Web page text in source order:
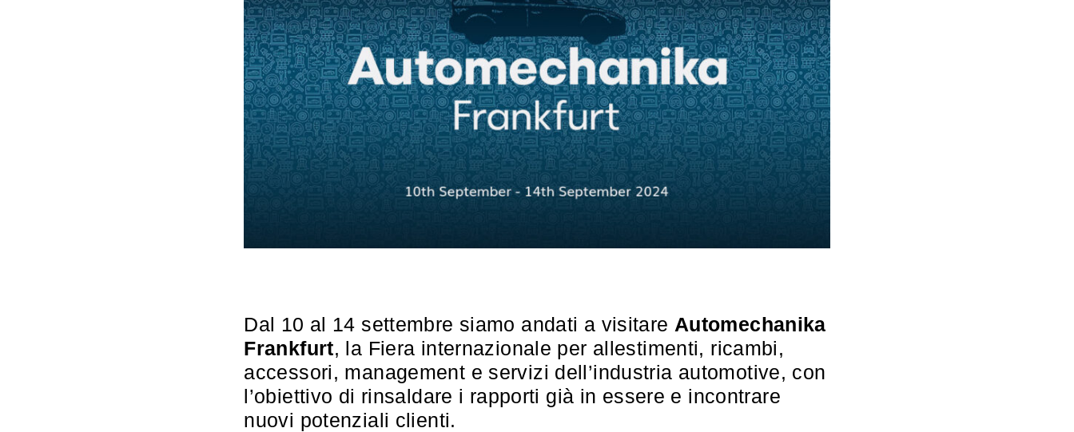
Dal 10 al 14 settembre siamo andati a visitare Automechanika
Frankfurt, la Fiera internazionale per allestimenti, ricambi,
accessori, management e servizi dell’industria automotive, con
l’obiettivo di rinsaldare i rapporti già in essere e incontrare
nuovi potenziali clienti.